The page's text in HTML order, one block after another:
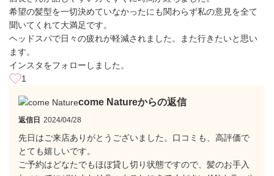
希望の髪型を一切決めていなかったにも関わらず私の意見を全て
聞いてくれて大満足です。
ヘッドスパで日々の疲れが軽減されました。また行きたいと思い
ます。
インスタをフォローしました。
1
come Natureからの返信
返信日 2024/04/28
先日はご来店ありがとうございました。口コミも、高評価で
とても嬉しいです。
ご予約はどなたでもほぼ貸し切り状態ですので、髪のお手入